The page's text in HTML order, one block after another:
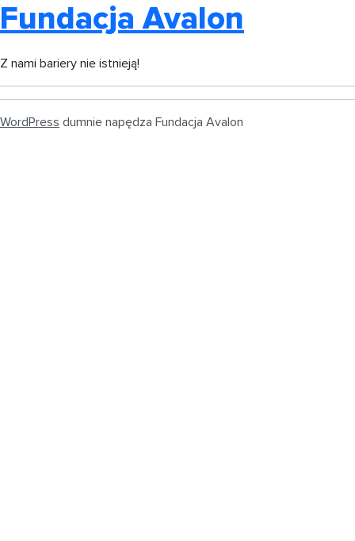
Fundacja Avalon
Z nami bariery nie istnieją!
WordPress dumnie napędza Fundacja Avalon